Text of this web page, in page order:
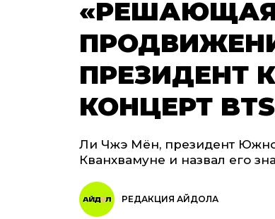
«РЕШАЮЩАЯ
ПРЕЗИДЕНТ
КОНЦЕРТ BTS
Ли Чжэ Мён, президент
Кванхвамуне и назвал его
РЕДАКЦИЯ АЙДОЛА